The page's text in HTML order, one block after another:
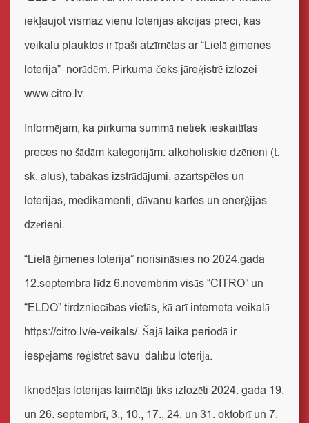
iekļaujot vismaz vienu loterijas akcijas preci, kas
veikalu plauktos ir īpaši atzīmētas ar “Lielā ģimenes
loterija” norādēm. Pirkuma čeks jāreģistrē izlozei
www.citro.lv.
Informējam, ka pirkuma summā netiek ieskaitītas
preces no šādām kategorijām: alkoholiskie dzērieni (t.
sk. alus), tabakas izstrādājumi, azartspēles un
loterijas, medikamenti, dāvanu kartes un enerģijas
dzērieni.
“Lielā ģimenes loterija” norisināsies no 2024.gada
12.septembra līdz 6.novembrim visās “CITRO” un
“ELDO” tirdzniecības vietās, kā arī interneta veikalā
https://citro.lv/e-veikals/. Šajā laika periodā ir
iespējams reģistrēt savu dalību loterijā.
Iknedēļas loterijas laimētāji tiks izlozēti 2024. gada 19.
un 26. septembrī, 3., 10., 17., 24. un 31. oktobrī un 7.